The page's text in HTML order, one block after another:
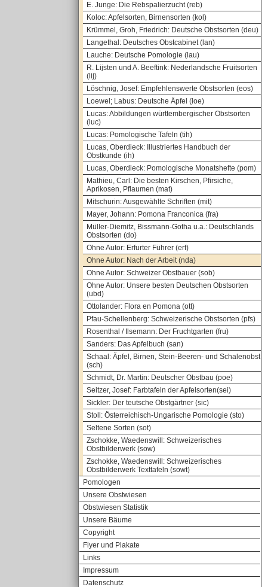
E. Junge: Die Rebspalierzucht (reb)
Koloc: Apfelsorten, Birnensorten (kol)
Krümmel, Groh, Friedrich: Deutsche Obstsorten (deu)
Langethal: Deutsches Obstcabinet (lan)
Lauche: Deutsche Pomologie (lau)
R. Lijsten und A. Beeftink: Nederlandsche Fruitsorten
(lij)
Löschnig, Josef: Empfehlenswerte Obstsorten (eos)
Loewel; Labus: Deutsche Äpfel (loe)
Lucas: Abbildungen württembergischer Obstsorten
(luc)
Lucas: Pomologische Tafeln (tih)
Lucas, Oberdieck: Illustriertes Handbuch der
Obstkunde (ih)
Lucas, Oberdieck: Pomologische Monatshefte (pom)
Mathieu, Carl: Die besten Kirschen, Pfirsiche,
Aprikosen, Pflaumen (mat)
Mitschurin: Ausgewählte Schriften (mit)
Mayer, Johann: Pomona Franconica (fra)
Müller-Diemitz, Bissmann-Gotha u.a.: Deutschlands
Obstsorten (do)
Ohne Autor: Erfurter Führer (erf)
Ohne Autor: Nach der Arbeit (nda)
Ohne Autor: Schweizer Obstbauer (sob)
Ohne Autor: Unsere besten Deutschen Obstsorten
(ubd)
Ottolander: Flora en Pomona (ott)
Pfau-Schellenberg: Schweizerische Obstsorten (pfs)
Rosenthal / Ilsemann: Der Fruchtgarten (fru)
Sanders: Das Apfelbuch (san)
Schaal: Äpfel, Birnen, Stein-Beeren- und Schalenobst
(sch)
Schmidt, Dr. Martin: Deutscher Obstbau (poe)
Seitzer, Josef: Farbtafeln der Apfelsorten(sei)
Sickler: Der teutsche Obstgärtner (sic)
Stoll: Österreichisch-Ungarische Pomologie (sto)
Seltene Sorten (sot)
Zschokke, Waedenswill: Schweizerisches
Obstbilderwerk (sow)
Zschokke, Waedenswill: Schweizerisches
Obstbilderwerk Texttafeln (sowt)
Pomologen
Unsere Obstwiesen
Obstwiesen Statistik
Unsere Bäume
Copyright
Flyer und Plakate
Links
Impressum
Datenschutz